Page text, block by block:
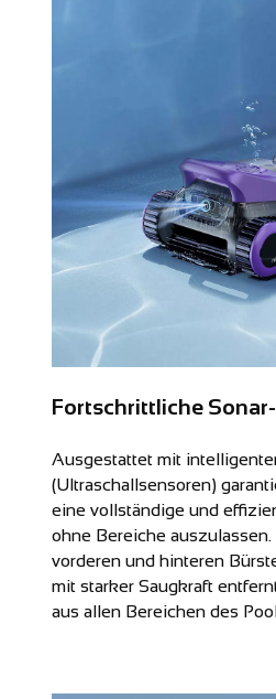
Fortschrittliche
Ausgestattet mit
(Ultraschallsensoren)
eine vollständige und
ohne Bereiche
vorderen und hinteren
mit starker Saugkraft
aus allen Bereichen des